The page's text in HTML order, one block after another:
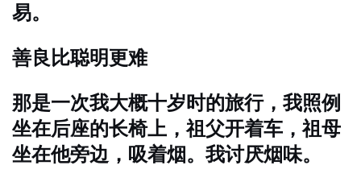
易。
善良比聪明更难
那是一次我大概十岁时的旅行，我照例
坐在后座的长椅上，祖父开着车，祖母
坐在他旁边，吸着烟。我讨厌烟味。